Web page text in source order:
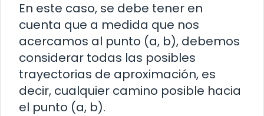
En este caso, se debe tener en
cuenta que a medida que nos
acercamos al punto (a, b), debemos
considerar todas las posibles
trayectorias de aproximación, es
decir, cualquier camino posible hacia
el punto (a, b).